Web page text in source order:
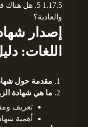
1.17.5
5. هل هناك
والعادية؟
إصدار
اللغات:
مقدمة حول
ما هي شهادة
تعريف
أهمية